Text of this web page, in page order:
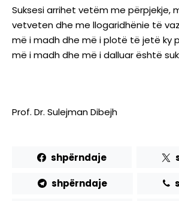
Suksesi arrihet vetëm me përpjekje,
vetveten dhe me llogaridhënie të
më i madh dhe më i plotë të jetë ky
më i madh dhe më i dalluar është
Prof. Dr. Sulejman Dibejh
shpërndaje
shpërndaje